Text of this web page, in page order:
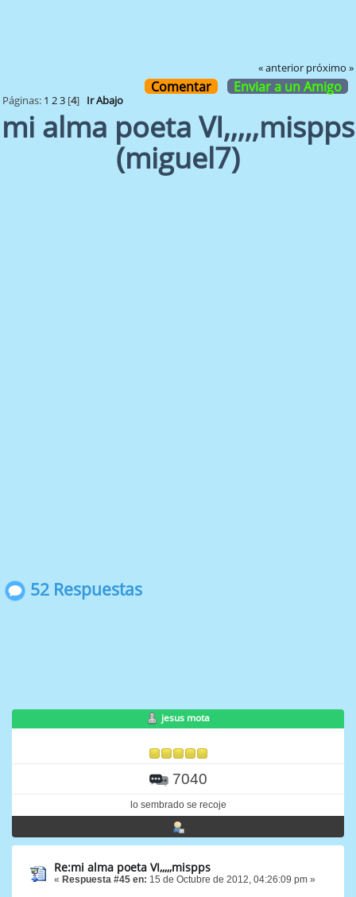
« anterior próximo »
Comentar Enviar a un Amigo
Páginas: 1 2 3[4] Ir Abajo
mi alma poeta VI,,,,,mispps
(miguel7)
52 Respuestas
jesus mota
7040
lo sembrado se recoje
Re:mi alma poeta VI,,,,,mispps
« Respuesta #45 en: 15 de Octubre de 2012, 04:26:09 pm »